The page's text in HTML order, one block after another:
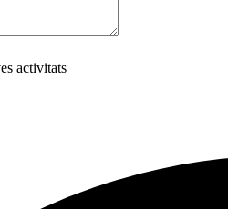
activitats